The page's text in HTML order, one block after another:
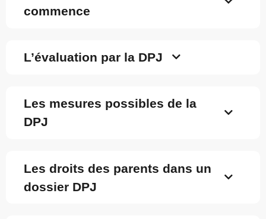
commence
L’évaluation par la DPJ
Les mesures possibles de la
DPJ
Les droits des parents dans un
dossier DPJ